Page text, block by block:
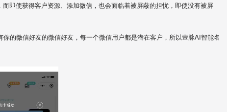
即使获得客户资源、添加微信，也会面临着被屏蔽的担忧，即使没有被屏
的微信好友的微信好友，每一个微信用户都是潜在客户，所以壹脉AI智能名